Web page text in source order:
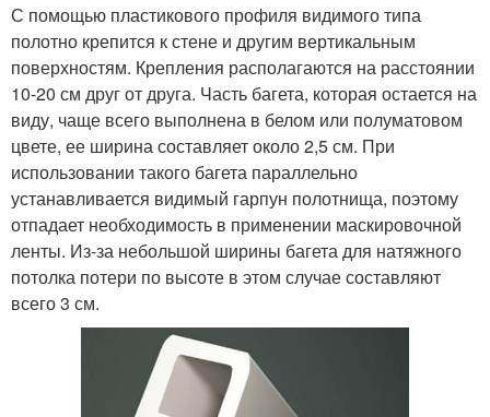
С помощью пластикового профиля видимого типа
полотно крепится к стене и другим вертикальным
поверхностям. Крепления располагаются на расстоянии
10-20 см друг от друга. Часть багета, которая остается на
виду, чаще всего выполнена в белом или полуматовом
цвете, ее ширина составляет около 2,5 см. При
использовании такого багета параллельно
устанавливается видимый гарпун полотнища, поэтому
отпадает необходимость в применении маскировочной
ленты. Из-за небольшой ширины багета для натяжного
потолка потери по высоте в этом случае составляют
всего 3 см.